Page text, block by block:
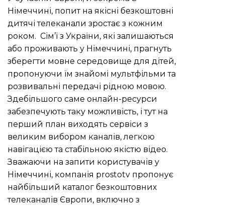
Німеччині, попит на якісні безкоштовні
дитячі телеканали зростає з кожним
роком. Сім’ї з України, які залишаються
або проживають у Німеччині, прагнуть
зберегти мовне середовище для дітей,
пропонуючи їм знайомі мультфільми та
розвивальні передачі рідною мовою.
Здебільшого саме онлайн-ресурси
забезпечують таку можливість, і тут на
перший план виходять сервіси з
великим вибором каналів, легкою
навігацією та стабільною якістю відео.
Зважаючи на запити користувачів у
Німеччині, компанія prostotv пропонує
найбільший каталог безкоштовних
телеканалів Європи, включно з